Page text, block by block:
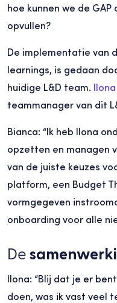
hoe kunnen we de
opvullen?
De implementatie van
learnings, is gedaan
huidige L&D team.
teammanager van dit
Bianca: “Ik heb Ilona
opzetten en managen
van de juiste keuzes
platform, een Budget
vormgegeven
onboarding voor alle
De
Ilona: “Blij dat je er
doen, was ik vast veel